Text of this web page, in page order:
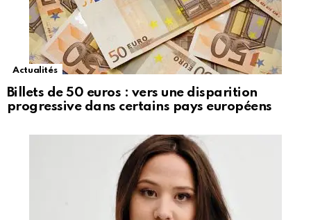
Actualités
Billets de 50 euros : vers une disparition
progressive dans certains pays européens